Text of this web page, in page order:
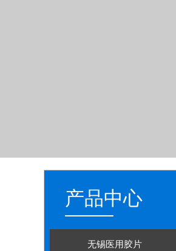
产品中心
无锡医用胶片